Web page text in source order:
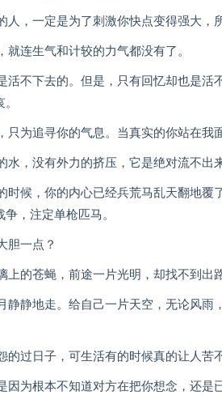
人，一定是为了刺激你快点变得强大，
连生气和计较的力气都没有了。
活不下去的。但是，只有回忆却也是活
只为追寻你的气息。当真实的你站在我
水，没有外力的挤压，它是绝对流不出
时候，你的内心已经兵荒马乱天翻地覆
，注定单枪匹马。
胆一点？
上的苍蝇，前途一片光明，却找不到出
静静地走。给自己一片天空，无论风雨
的过日子，可生活有的时候真的让人苦
因为根本不知道对方在把你想念，还是